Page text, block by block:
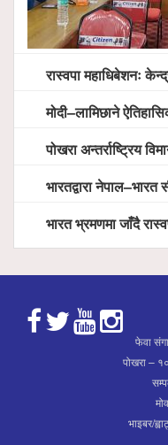
रास्वपा महाधिबेशनः
मोदी–लामिछाने ऐतिहासिक भेट ः
पोखरा अन्तर्राष्ट्रिय विमानस्थलमा फ्लाई
भारतद्वारा नेपाल–भारत
भारत भ्रमणमा जाँदै
फेवा
पोखरा –
भाइबर/